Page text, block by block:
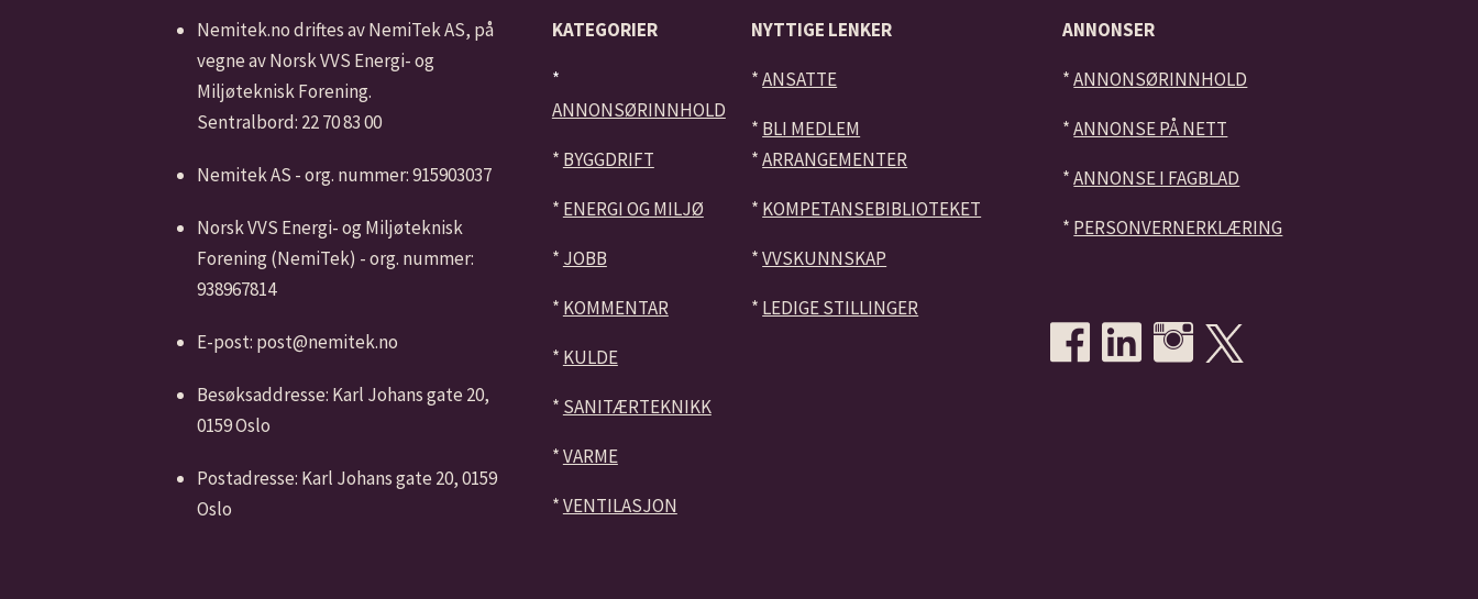
Nemitek.no driftes av NemiTek AS, på
vegne av Norsk VVS Energi- og
Miljøteknisk Forening.
Sentralbord: 22 70 83 00
Nemitek AS - org. nummer: 915903037
Norsk VVS Energi- og Miljøteknisk
Forening (NemiTek) - org. nummer:
938967814
E-post: post@nemitek.no
Besøksaddresse: Karl Johans gate 20,
0159 Oslo
Postadresse: Karl Johans gate 20, 0159
Oslo
KATEGORIER
*
ANNONSØRINNHOLD
* BYGGDRIFT
* ENERGI OG MILJØ
* JOBB
* KOMMENTAR
* KULDE
* SANITÆRTEKNIKK
*VARME
*VENTILASJON
NYTTIGE LENKER
*ANSATTE
* BLI MEDLEM
*ARRANGEMENTER
* KOMPETANSEBIBLIOTEKET
*VVSKUNNSKAP
* LEDIGE STILLINGER
ANNONSER
*ANNONSØRINNHOLD
*ANNONSE PÅ NETT
*ANNONSE I FAGBLAD
* PERSONVERNERKLÆRING